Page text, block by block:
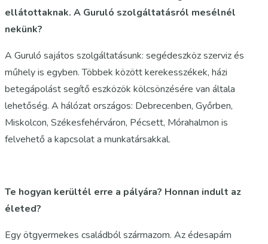
ellátottaknak. A Guruló szolgáltatásról mesélnél
nekünk?
A Guruló sajátos szolgáltatásunk: segédeszköz szerviz és
műhely is egyben. Többek között kerekesszékek, házi
betegápolást segítő eszközök kölcsönzésére van általa
lehetőség. A hálózat országos: Debrecenben, Győrben,
Miskolcon, Székesfehérváron, Pécsett, Mórahalmon is
felvehető a kapcsolat a munkatársakkal.
Te hogyan kerültél erre a pályára? Honnan indult az
életed?
Egy ötgyermekes családból származom. Az édesapám